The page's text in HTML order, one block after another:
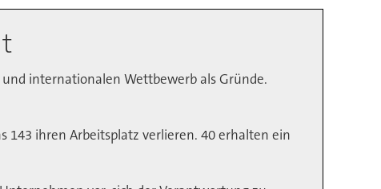
internationalen Wettbewerb als Gründe.
143 ihren Arbeitsplatz verlieren. 40 erhalten ein